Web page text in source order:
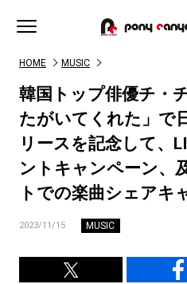
HOME MUSIC
韓国トップ俳優チ・
たがいてくれた」で
リースを記念して、
ントキャンペーン、
トでの楽曲シェアキ
2023/11/15 MUSIC